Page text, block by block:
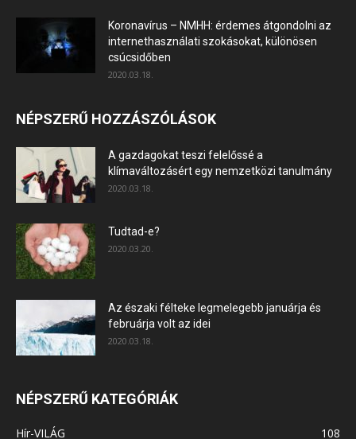
Koronavírus – NMHH: érdemes átgondolni az
internethasználati szokásokat, különösen
csúcsidőben
2020.03.18.
NÉPSZERŰ HOZZÁSZÓLÁSOK
A gazdagokat teszi felelőssé a
klímaváltozásért egy nemzetközi tanulmány
2020.03.18.
Tudtad-e?
2020.03.20.
Az északi félteke legmelegebb januárja és
februárja volt az idei
2020.03.18.
NÉPSZERŰ KATEGÓRIÁK
Hír-VILÁG
108